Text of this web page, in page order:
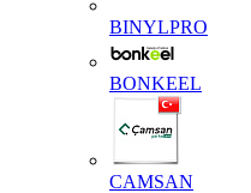
BINYLPRO
BONKEEL
CAMSAN